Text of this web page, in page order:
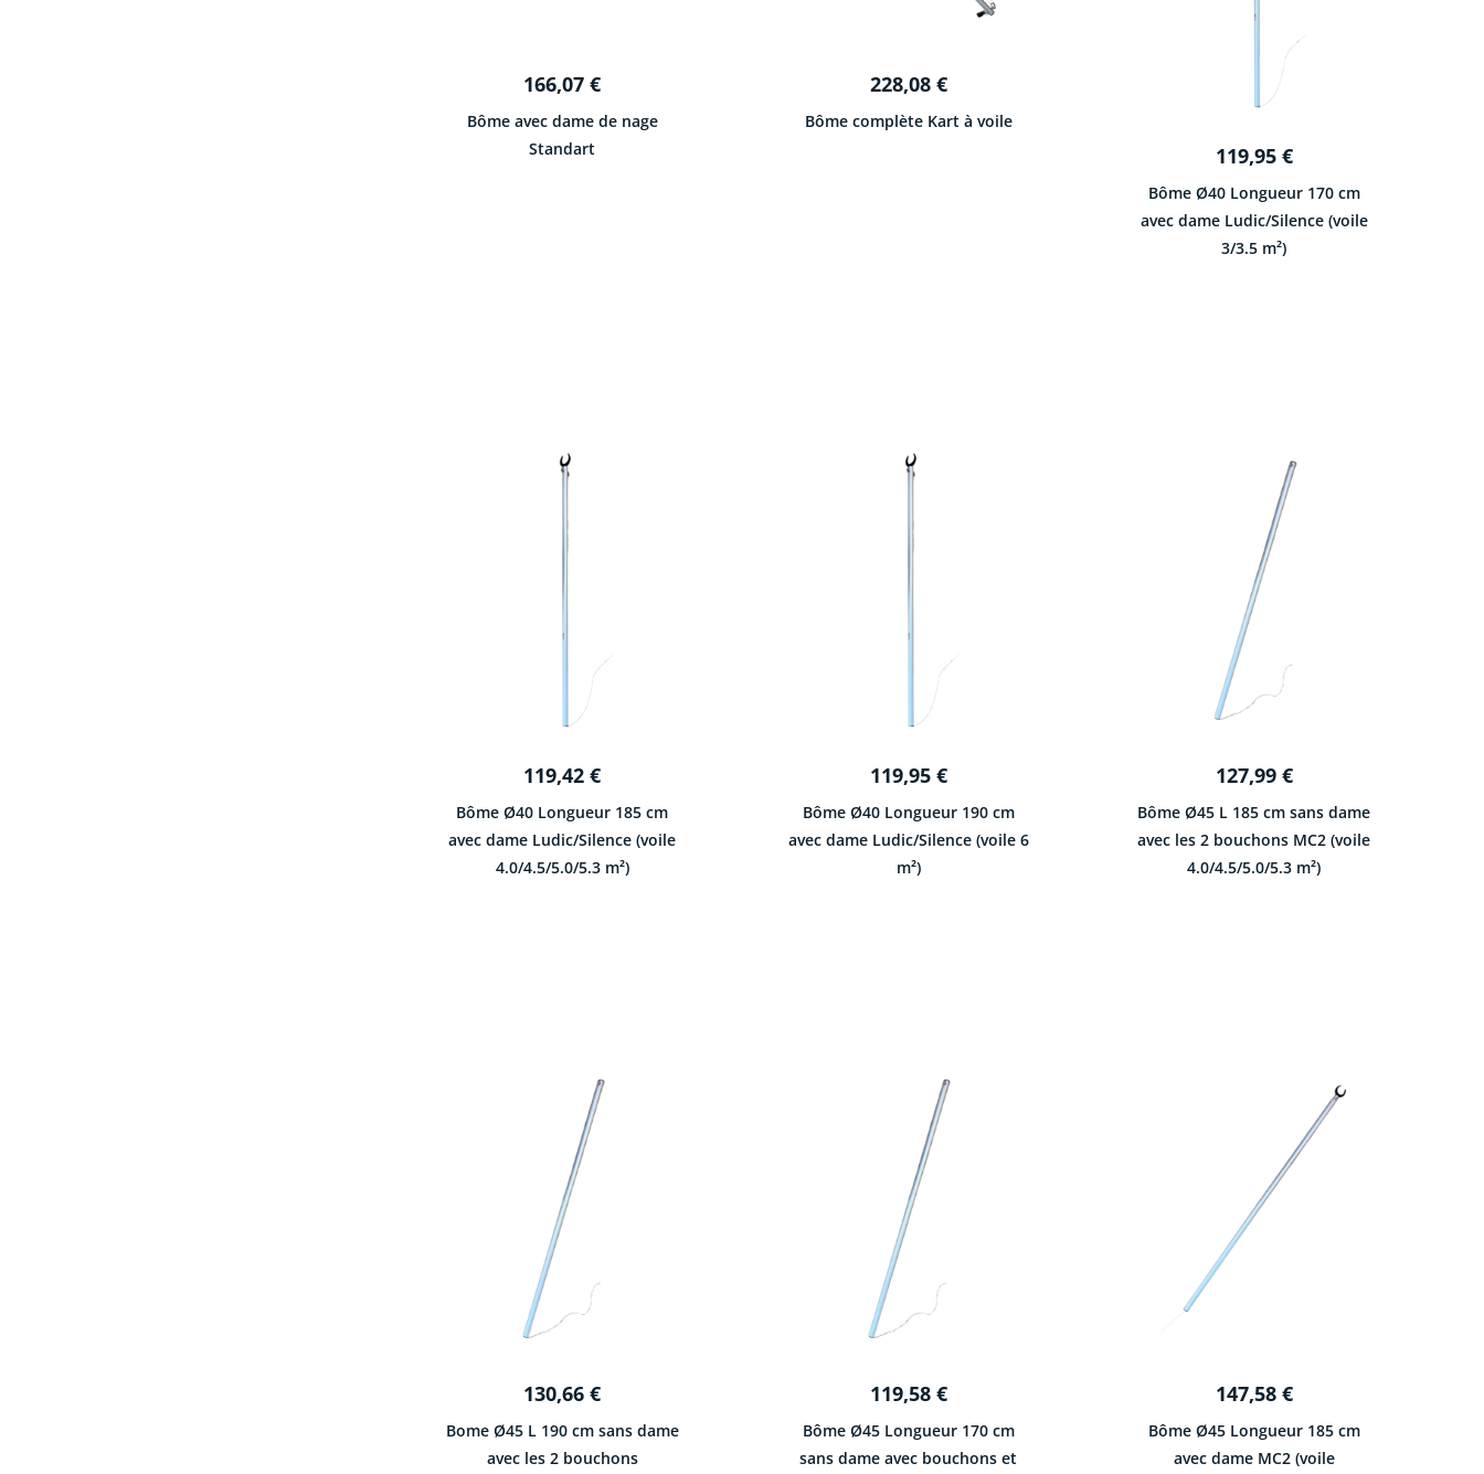
166,07€
Bôme avec dame de nage
Standart
228,08 €
Bôme complète Kart à voile
119,95 €
Bôme Ø40 Longueur 170 cm
avec dame Ludic/Silence (voile
3/3.5 m²)
119,42€
Bôme Ø40 Longueur 185 cm
avec dame Ludic/Silence (voile
4.0/4.5/5.0/5.3 m²)
119,95 €
Bôme Ø40 Longueur 190 cm
avec dame Ludic/Silence (voile 6
m²)
127,99 €
Bôme Ø45 L 185 cm sans dame
avec les 2 bouchons MC2 (voile
4.0/4.5/5.0/5.3 m²)
130,66€
Bome Ø45 L 190 cm sans dame
avec les 2 bouchons
119,58 €
Bôme Ø45 Longueur 170 cm
sans dame avec bouchons et
147,58 €
Bôme Ø45 Longueur 185 cm
avec dame MC2 (voile